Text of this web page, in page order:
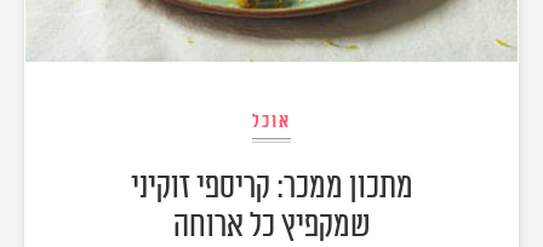
אוכל
מתכון ממכר: קריספי זוקיני
שמקפיץ כל ארוחה